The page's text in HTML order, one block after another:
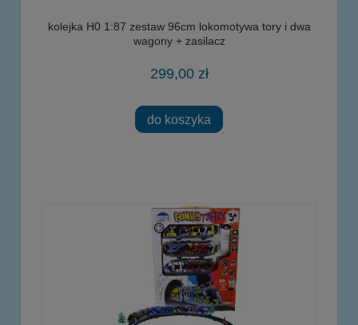
kolejka H0 1:87 zestaw 96cm lokomotywa tory i dwa
wagony + zasilacz
299,00 zł
do koszyka